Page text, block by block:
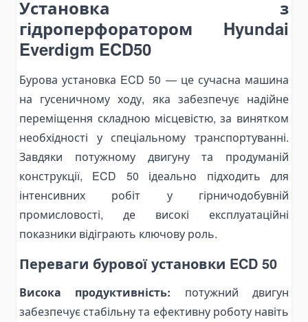
Bending Pipa Manual
Electric Pipe Benders
Hydraulic Presses
Pneumatic Punching Machines
Hydraulic Punching Tools
Electric Hydraulic Punching Machines
Manual Arbor Presses
Expander and Spreader Tools
Mechanical Flange Spreaders
Hydraulic Flange Spreaders
Баки на тягачі
Масляні гідравлічні баки
Паливні баки
Установка з
гідроперфоратором Hyundai
Everdigm ECD50
Бурова установка ECD 50 — це сучасна машина
на гусеничному ходу, яка забезпечує надійне
переміщення складною місцевістю, за винятком
необхідності у спеціальному транспортуванні.
Завдяки потужному двигуну та продуманій
конструкції, ECD 50 ідеально підходить для
інтенсивних робіт у гірничодобувній
промисловості, де високі експлуатаційні
показники відіграють ключову роль.
Переваги бурової установки ECD 50
Висока продуктивність: потужний двигун
забезпечує стабільну та ефективну роботу навіть